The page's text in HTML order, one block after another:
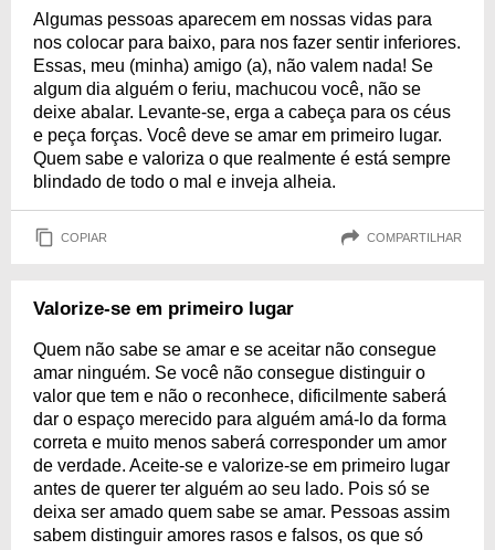
Algumas pessoas aparecem em nossas vidas para
nos colocar para baixo, para nos fazer sentir inferiores.
Essas, meu (minha) amigo (a), não valem nada! Se
algum dia alguém o feriu, machucou você, não se
deixe abalar. Levante-se, erga a cabeça para os céus
e peça forças. Você deve se amar em primeiro lugar.
Quem sabe e valoriza o que realmente é está sempre
blindado de todo o mal e inveja alheia.
COPIAR COMPARTILHAR
Valorize-se em primeiro lugar
Quem não sabe se amar e se aceitar não consegue
amar ninguém. Se você não consegue distinguir o
valor que tem e não o reconhece, dificilmente saberá
dar o espaço merecido para alguém amá-lo da forma
correta e muito menos saberá corresponder um amor
de verdade. Aceite-se e valorize-se em primeiro lugar
antes de querer ter alguém ao seu lado. Pois só se
deixa ser amado quem sabe se amar. Pessoas assim
sabem distinguir amores rasos e falsos, os que só